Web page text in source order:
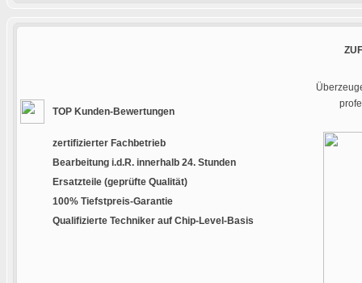
TOP Kunden-Bewertungen
zertifizierter Fachbetrieb
Bearbeitung i.d.R. innerhalb 24. Stunden
Ersatzteile (geprüfte Qualität)
100% Tiefstpreis-Garantie
Qualifizierte Techniker auf Chip-Level-Basis